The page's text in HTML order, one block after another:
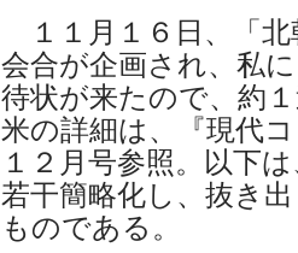
１１月１６日、「北
会合が企画され、私
待状が来たので、約
米の詳細は、『現代
１２月号参照。以下
若干簡略化し、抜き
ものである。